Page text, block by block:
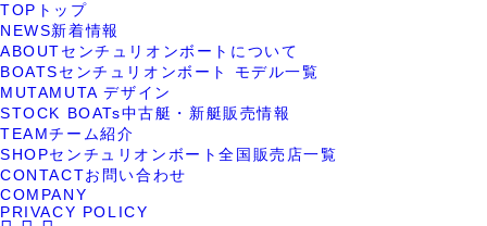
TOP トップ
NEWS新着情報
ABOUTセンチュリオンボートについて
BOATSセンチュリオンボート モデル一覧
MUTAMUTA デザイン
STOCK BOATs中古艇・新艇販売情報
TEAMチーム紹介
SHOPセンチュリオンボート全国販売店一覧
CONTACTお問い合わせ
COMPANY
PRIVACY POLICY